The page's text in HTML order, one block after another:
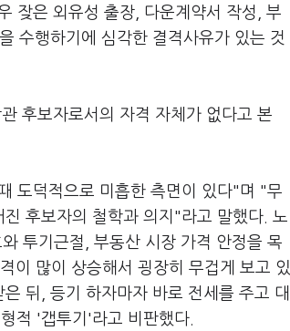
잦은 외유성 출장, 다운계약서 작성, 부
수행하기에 심각한 결격사유가 있는 것
후보자로서의 자격 자체가 없다고 본
도덕적으로 미흡한 측면이 있다"며 "무
후보자의 철학과 의지"라고 말했다. 노
투기근절, 부동산 시장 가격 안정을 목
이 많이 상승해서 굉장히 무겁게 보고 있
뒤, 등기 하자마자 바로 전세를 주고 대
적 '갭투기'라고 비판했다.